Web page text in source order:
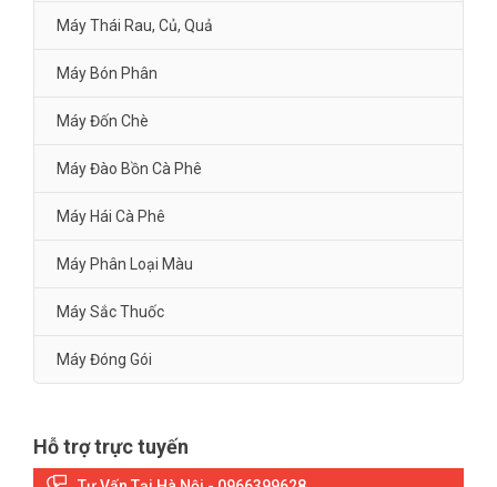
Máy Thái Rau, Củ, Quả
Máy Bón Phân
Máy Đốn Chè
Máy Đào Bồn Cà Phê
Máy Hái Cà Phê
Máy Phân Loại Màu
Máy Sắc Thuốc
Máy Đóng Gói
Hỗ trợ trực tuyến